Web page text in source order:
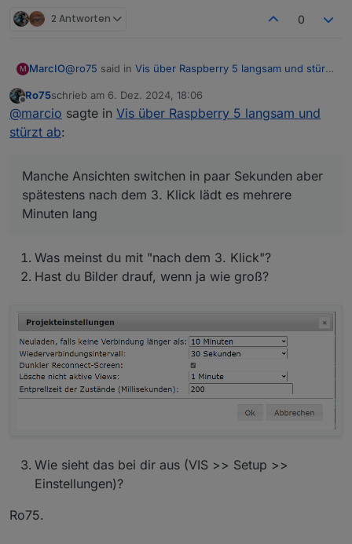
2 Antworten 0
M MarcIO@ro75 said in Vis über Raspberry 5 langsam und stürzt
Bei mir läuft Chromium. Ich habe es auch mal mit
Firefox probiert, war aber nicht besser.
funktioniert.
-ozone-platform=wayland
also ich habe dein Befehl mal probiert und es läuft
irgendwie im Gesamten etwas langsamer als zuvor.
Manche Ansichten switchen in paar Sekunden aber
lang. Aber so die Visualisierung ist halt etwas träger.
Browserabsturz hatte ich bisher nicht, das schonmal
das gute hierbei.
Offline
Ro75schrieb am 6. Dez. 2024, 18:06
zuletzt editiert von
@marcio sagte in Vis über Raspberry 5 langsam und
stürzt ab:
Manche Ansichten switchen in paar Sekunden aber
spätestens nach dem 3. Klick lädt es mehrere
Minuten lang
Was meinst du mit "nach dem 3. Klick"?
Hast du Bilder drauf, wenn ja wie groß?
Wie sieht das bei dir aus (VIS >> Setup >>
Einstellungen)?
Ro75.